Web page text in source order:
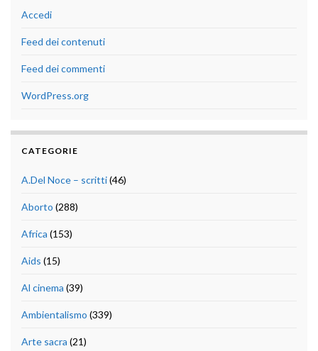
Accedi
Feed dei contenuti
Feed dei commenti
WordPress.org
CATEGORIE
A.Del Noce – scritti(46)
Aborto (288)
Africa (153)
Aids (15)
Al cinema (39)
Ambientalismo (339)
Arte sacra (21)